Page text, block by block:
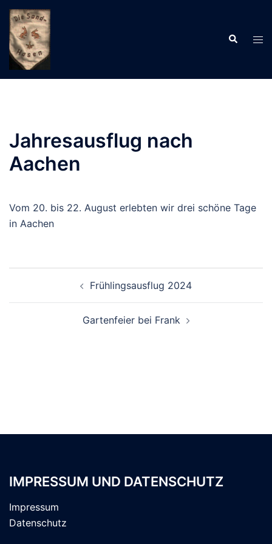
Zum
Inhalt
springen
Suche
Jahresausflug nach
Aachen
Vom 20. bis 22. August erlebten wir drei schöne Tage
in Aachen
Frühlingsausflug 2024
Gartenfeier bei Frank
IMPRESSUM UND DATENSCHUTZ
Impressum
Datenschutz